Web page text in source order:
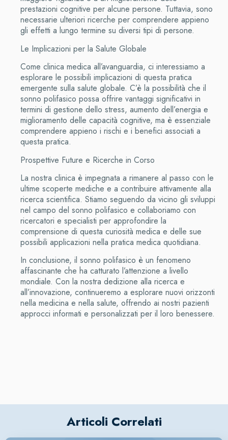
prestazioni cognitive per alcune persone. Tuttavia, sono
necessarie ulteriori ricerche per comprendere appieno
gli effetti a lungo termine su diversi tipi di persone.
Le Implicazioni per la Salute Globale
Come clinica medica all’avanguardia, ci interessiamo a
esplorare le possibili implicazioni di questa pratica
emergente sulla salute globale. C’è la possibilità che il
sonno polifasico possa offrire vantaggi significativi in
termini di gestione dello stress, aumento dell’energia e
miglioramento delle capacità cognitive, ma è essenziale
comprendere appieno i rischi e i benefici associati a
questa pratica.
Prospettive Future e Ricerche in Corso
La nostra clinica è impegnata a rimanere al passo con le
ultime scoperte mediche e a contribuire attivamente alla
ricerca scientifica. Stiamo seguendo da vicino gli sviluppi
nel campo del sonno polifasico e collaboriamo con
ricercatori e specialisti per approfondire la
comprensione di questa curiosità medica e delle sue
possibili applicazioni nella pratica medica quotidiana.
In conclusione, il sonno polifasico è un fenomeno
affascinante che ha catturato l’attenzione a livello
mondiale. Con la nostra dedizione alla ricerca e
all’innovazione, continueremo a esplorare nuovi orizzonti
nella medicina e nella salute, offrendo ai nostri pazienti
approcci informati e personalizzati per il loro benessere.
Articoli Correlati